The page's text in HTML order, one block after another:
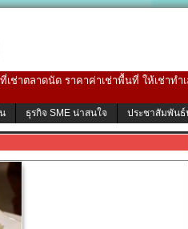
าตลาดนัด ราคาค่าเช่าพื้นที่ ให้เช่าท
ธุรกิจ SME น่าสนใจ ประชาสัมพันธ์